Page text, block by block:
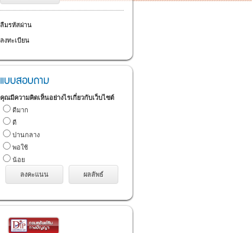
ลืมรหัสผ่าน
ลงทะเบียน
คุณมีความคิดเห็นอย่างไรเกี่ยวกับเว็บไซต์
ดีมาก
ดี
ปานกลาง
พอใช้
น้อย